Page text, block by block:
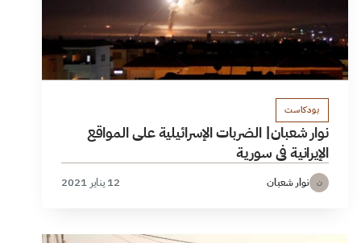
بودكاست
نوار شعبان| الضربات الإسرائيلية على المواقع
الإيرانية في سورية
ن نوار شعبان 12 يناير 2021